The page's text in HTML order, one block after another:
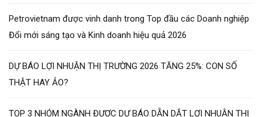
NHẤT VIỆT NAM 2024 NGÀNH NĂNG
LƯỢNG
NHẤT VIỆT NAM 2024 NHÓM NGÀNH